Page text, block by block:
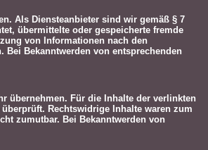
Als Diensteanbieter sind wir gemäß § 7
übermittelte oder gespeicherte fremde
von Informationen nach den
Bekanntwerden von entsprechenden
übernehmen. Für die Inhalte der verlinkten
Rechtswidrige Inhalte waren zum
zumutbar. Bei Bekanntwerden von